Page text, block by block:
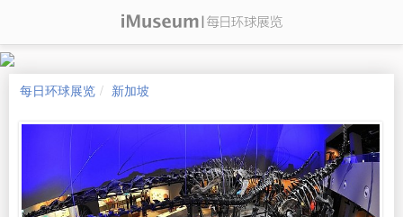
每日环球展览 新加坡